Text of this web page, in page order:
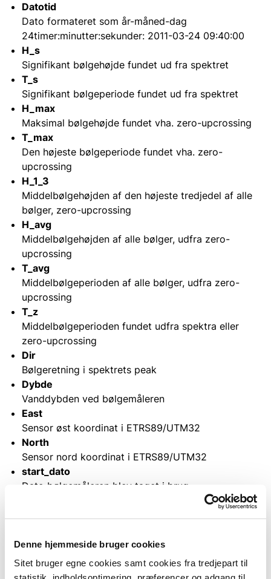
Denne hjemmeside bruger cookies
Sitet bruger egne cookies samt cookies fra tredjepart til
Datotid
Dato formateret som år-måned-dag
24timer:minutter:sekunder: 2011-03-24 09:40:00
H_s
Signifikant bølgehøjde fundet ud fra spektret
T_s
Signifikant bølgeperiode fundet ud fra spektret
H_max
Maksimal bølgehøjde fundet vha. zero-upcrossing
T_max
Den højeste bølgeperiode fundet vha. zero-
upcrossing
H_1_3
Middelbølgehøjden af den højeste tredjedel af alle
bølger, zero-upcrossing
H_avg
Middelbølgehøjden af alle bølger, udfra zero-
upcrossing
T_avg
Middelbølgeperioden af alle bølger, udfra zero-
upcrossing
T_z
Middelbølgeperioden fundet udfra spektra eller
zero-upcrossing
Dir
Bølgeretning i spektrets peak
Dybde
Vanddybden ved bølgemåleren
East
Sensor øst koordinat i ETRS89/UTM32
North
Sensor nord koordinat i ETRS89/UTM32
start_dato
Dato bølgemåleren blev taget i brug